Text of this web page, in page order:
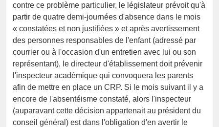
contre ce problème particulier, le législateur prévoit qu'à
partir de quatre demi-journées d'absence dans le mois
« constatées et non justifiées » et après avertissement
des personnes responsables de l'enfant (adressé par
courrier ou à l'occasion d'un entretien avec lui ou son
représentant), le directeur d'établissement doit prévenir
l'inspecteur académique qui convoquera les parents
afin de mettre en place un CRP. Si le mois suivant il y a
encore de l'absentéisme constaté, alors l'inspecteur
(auparavant cette décision appartenait au président du
conseil général) est dans l'obligation d'en avertir le